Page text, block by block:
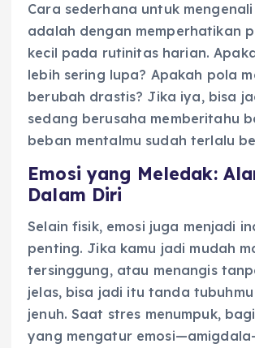
Cara sederhana untuk
adalah dengan memperhatikan
kecil pada rutinitas harian.
lebih sering lupa? Apakah pola
berubah drastis? Jika iya, bisa
sedang berusaha memberitahu
beban mentalmu sudah terlalu
Emosi yang Meledak:
Dalam Diri
Selain fisik, emosi juga menjadi
penting. Jika kamu jadi mudah
tersinggung, atau menangis
jelas, bisa jadi itu tanda
jenuh. Saat stres menumpuk,
yang mengatur